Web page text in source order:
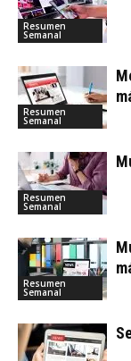
Resumen
Semanal
Resumen
Semanal
Resumen
Semanal
Resumen
Semanal